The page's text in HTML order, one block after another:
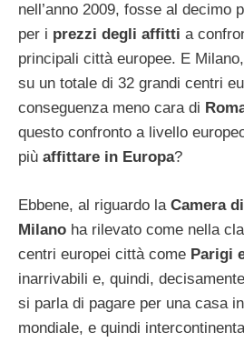
nell’anno 2009, fosse al decimo
per i prezzi degli affitti a
principali città europee. E
su un totale di 32 grandi centri
conseguenza meno cara di
questo confronto a livello
più affittare in Europa?
Ebbene, al riguardo la Camera
Milano ha rilevato come nella
centri europei città come Parigi
inarrivabili e, quindi,
si parla di pagare per una casa
mondiale, e quindi